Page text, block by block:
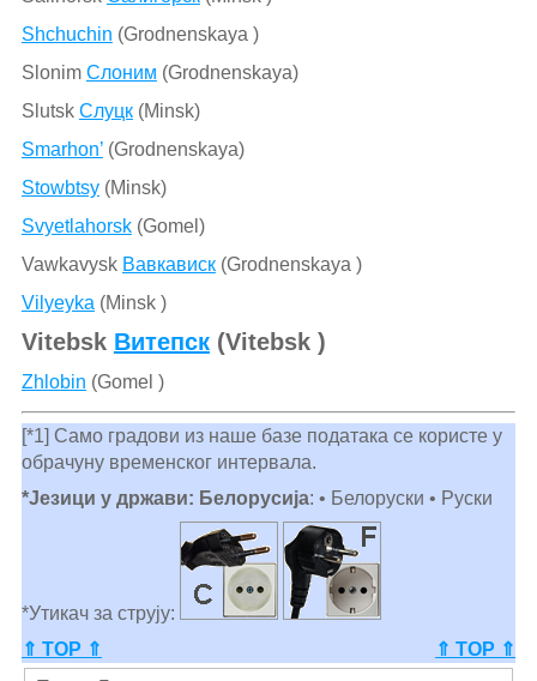
Shchuchin (Grodnenskaya )
Slonim Слоним (Grodnenskaya)
Slutsk Слуцк(Minsk)
Smarhon’(Grodnenskaya)
Stowbtsy(Minsk)
Svyetlahorsk(Gomel)
Vawkavysk Вавкависк(Grodnenskaya )
Vilyeyka (Minsk )
Vitebsk Витепск(Vitebsk )
Zhlobin (Gomel )
[*1] Само градови из наше базе података се користе у
обрачуну временског интервала.
*Језици у држави: Белорусија: • Белоруски • Руски
*Утикач за струју:
⇑ TOP ⇑
⇑ TOP ⇑